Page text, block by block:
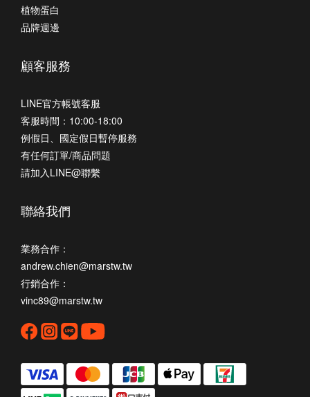
植物蛋白
品牌週邊
顧客服務
LINE官方帳號客服
客服時間：10:00-18:00
例假日、國定假日暫停服務
有任何訂單/商品問題
請加入LINE@聯繫
聯絡我們
業務合作：
andrew.chien@marstw.tw
行銷合作：
vinc89@marstw.tw